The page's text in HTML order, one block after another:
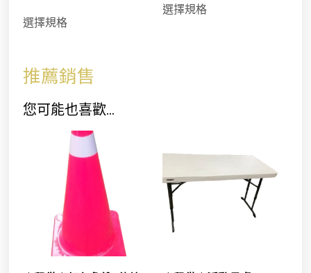
選擇規格
選擇規格
推薦銷售
您可能也喜歡…